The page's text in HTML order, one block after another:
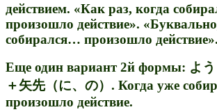
действием. «Как раз, когда
произошло действие».
собирался… произошло действие».
Еще один вариант 2й формы: よ
＋矢先（に、の）. Когда уже
произошло действие.